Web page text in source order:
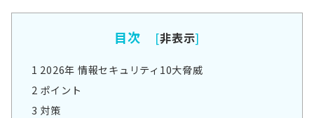
目次 [非表示]
1 2026年 情報セキュリティ10大脅威
2 ポイント
3 対策